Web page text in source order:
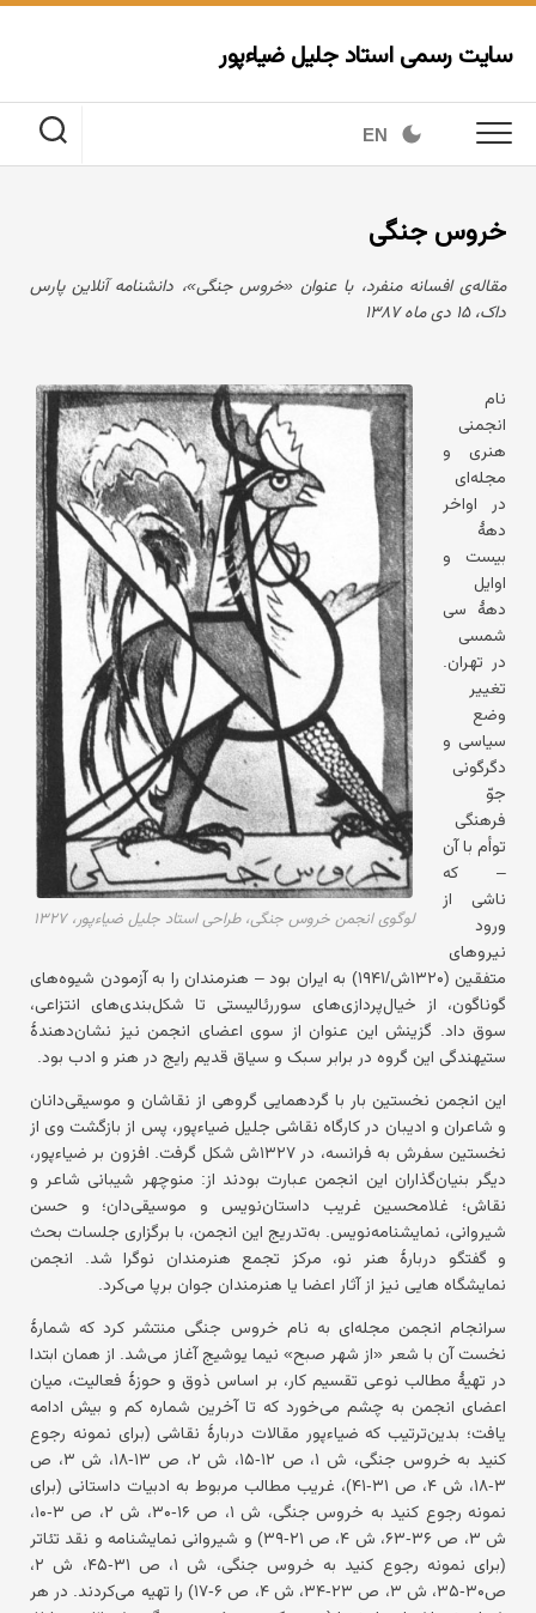
Skip
content
سایت رسمی استاد جلیل ضیاءپور
EN
خروس جنگی
مقاله‌ی افسانه منفرد، با عنوان «خروس جنگی»، دانشنامه آنلاین پارس
داک، ۱۵ دی ماه ۱۳۸۷
لوگوی انجمن خروس جنگی، طراحی استاد جلیل ضیاءپور، ۱۳۲۷
نام
انجمنی
هنری و
مجله‌ای
در اواخر
دهۀ
بیست و
اوایل
دهۀ سی
شمسی
در تهران.
تغییر
وضع
سیاسی و
دگرگونی
جوّ
فرهنگی
توأم با آن
– که
ناشی از
ورود
نیروهای
متفقین (۱۳۲۰ش/۱۹۴۱) به ایران بود – هنرمندان را به آزمودن شیوه‌های
گوناگون، از خیال‌پردازی‌های سوررئالیستی تا شکل‌بندی‌های انتزاعی،
سوق داد. گزینش این عنوان از سوی اعضای انجمن نیز نشان‌دهندۀ
ستیهندگی این گروه در برابر سبک و سیاق قدیم رایج در هنر و ادب بود.
این انجمن نخستین بار با گردهمایی گروهی از نقاشان و موسیقی‌دانان
و شاعران و ادیبان در کارگاه نقاشی جلیل ضیاءپور، پس از بازگشت وی از
نخستین سفرش به فرانسه، در ۱۳۲۷ش شکل گرفت. افزون بر ضیاءپور،
دیگر بنیان‌گذاران این انجمن عبارت بودند از: منوچهر شیبانی شاعر و
نقاش؛ غلامحسین غریب داستان‌نویس و موسیقی‌دان؛ و حسن
شیروانی، نمایشنامه‌نویس. به‌تدریج این انجمن، با برگزاری جلسات بحث
و گفتگو دربارۀ هنر نو، مرکز تجمع هنرمندان نوگرا شد. انجمن
نمایشگاه هایی نیز از آثار اعضا یا هنرمندان جوان برپا می‌کرد.
سرانجام انجمن مجله‌ای به نام خروس جنگی منتشر کرد که شمارۀ
نخست آن با شعر «از شهر صبح» نیما یوشیج آغاز می‌شد. از همان ابتدا
در تهیۀ مطالب نوعی تقسیم کار، بر اساس ذوق و حوزۀ فعالیت، میان
اعضای انجمن به چشم می‌خورد که تا آخرین شماره کم و بیش ادامه
یافت؛ بدین‌ترتیب که ضیاءپور مقالات دربارۀ نقاشی (برای نمونه رجوع
کنید به خروس جنگی، ش ۱، ص ۱۲-۱۵، ش ۲، ص ۱۳-۱۸، ش ۳، ص
۳-۱۸، ش ۴، ص ۳۱-۴۱)، غریب مطالب مربوط به ادبیات داستانی (برای
نمونه رجوع کنید به خروس جنگی، ش ۱، ص ۱۶-۳۰، ش ۲، ص ۳-۱۰،
ش ۳، ص ۳۶-۶۳، ش ۴، ص ۲۱-۳۹) و شیروانی نمایشنامه و نقد تئاتر
(برای نمونه رجوع کنید به خروس جنگی، ش ۱، ص ۳۱-۴۵، ش ۲،
ص۳۰-۳۵، ش ۳، ص ۲۳-۳۴، ش ۴، ص ۶-۱۷) را تهیه می‌کردند. در هر